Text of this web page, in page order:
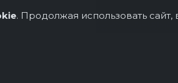
. Продолжая использовать сайт,